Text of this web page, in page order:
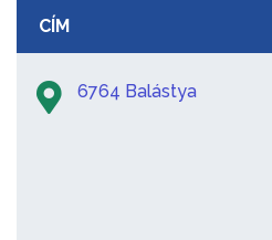
CÍM
6764 Balástya